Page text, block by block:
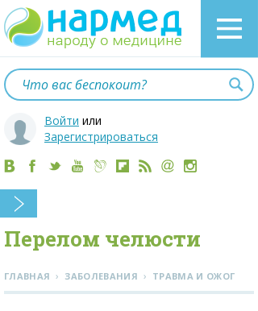
Войти или
Зарегистрироваться
Перелом челюсти
ГЛАВНАЯ › ЗАБОЛЕВАНИЯ › ТРАВМА И ОЖОГ